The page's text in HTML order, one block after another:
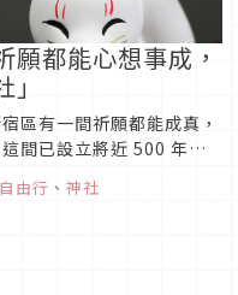
願都能心想事成，
區有一間祈願都能成真，
間已設立將近 500 年的
皆中神社」後，則成為大
由行 、 神社